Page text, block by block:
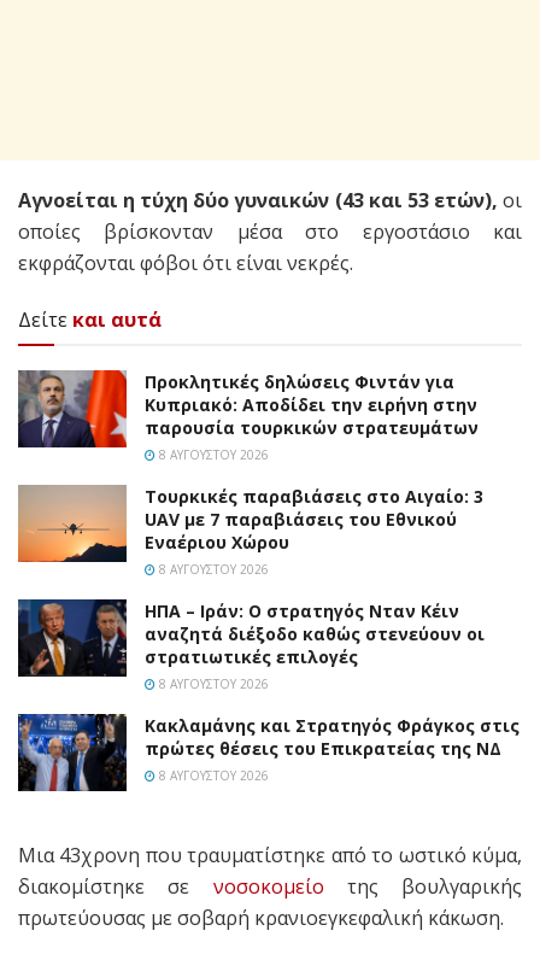
Αγνοείται η τύχη δύο γυναικών (43 και 53 ετών), οι
οποίες βρίσκονταν μέσα στο εργοστάσιο και
εκφράζονται φόβοι ότι είναι νεκρές.
Δείτε και αυτά
Προκλητικές δηλώσεις Φιντάν για
Κυπριακό: Αποδίδει την ειρήνη στην
παρουσία τουρκικών στρατευμάτων
8 ΑΥΓΟΎΣΤΟΥ 2026
Τουρκικές παραβιάσεις στο Αιγαίο: 3
UAV με 7 παραβιάσεις του Εθνικού
Εναέριου Χώρου
8 ΑΥΓΟΎΣΤΟΥ 2026
ΗΠΑ – Ιράν: Ο στρατηγός Νταν Κέιν
αναζητά διέξοδο καθώς στενεύουν οι
στρατιωτικές επιλογές
8 ΑΥΓΟΎΣΤΟΥ 2026
Κακλαμάνης και Στρατηγός Φράγκος στις
πρώτες θέσεις του Επικρατείας της ΝΔ
8 ΑΥΓΟΎΣΤΟΥ 2026
Μια 43χρονη που τραυματίστηκε από το ωστικό κύμα,
διακομίστηκε σε νοσοκομείο της βουλγαρικής
πρωτεύουσας με σοβαρή κρανιοεγκεφαλική κάκωση.